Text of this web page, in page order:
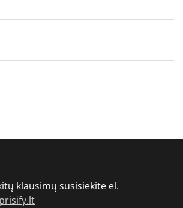
klausimų susisiekite el.